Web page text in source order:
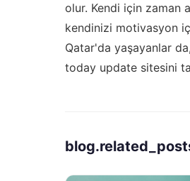
olur. Kendi için zaman
kendinizi motivasyon
Qatar'da yaşayanlar
today update sitesini